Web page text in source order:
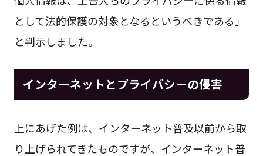
として法的保護の対象となるというべきである」
と判示しました。
インターネットとプライバシーの侵害
上にあげた例は、インターネット普及以前から取
り上げられてきたものですが、インターネット普